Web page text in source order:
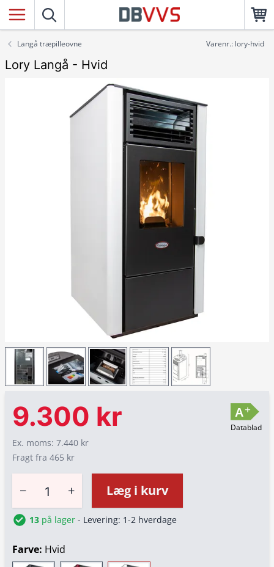
Langå træpilleovne Varenr.: lory-hvid
Lory Langå - Hvid
9.300 kr A+
Datablad
Ex. moms: 7.440 kr
Fragt fra 465 kr
− + Læg i kurv
13 på lager - Levering: 1-2 hverdage
Farve: Hvid